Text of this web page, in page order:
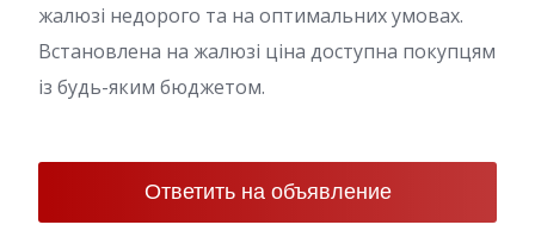
жалюзі недорого та на оптимальних умовах.
Встановлена на жалюзі ціна доступна покупцям
із будь-яким бюджетом.
Ответить на объявление